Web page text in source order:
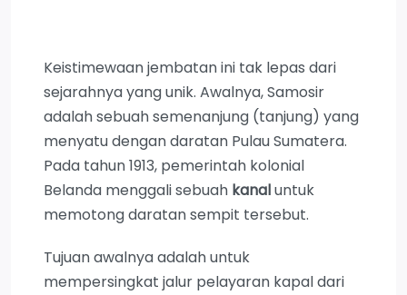
Keistimewaan jembatan ini tak lepas dari
sejarahnya yang unik. Awalnya, Samosir
adalah sebuah semenanjung (tanjung) yang
menyatu dengan daratan Pulau Sumatera.
Pada tahun 1913, pemerintah kolonial
Belanda menggali sebuah kanaluntuk
memotong daratan sempit tersebut.
Tujuan awalnya adalah untuk
mempersingkat jalur pelayaran kapal dari